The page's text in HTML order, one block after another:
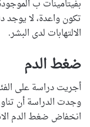
بفيتامينات ب
تكون واعدة، لا
الالتهابات لدى البشر.
ضغط الدم
أجريت دراسة على
وجدت الدراسة أن
انخفاض ضغط الدم